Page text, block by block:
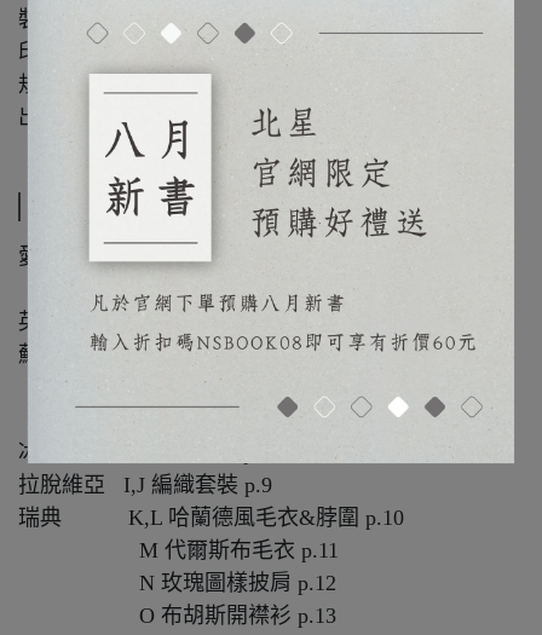
裝訂：平裝
印刷：全彩
規格：25.7*19
出版日：2020年9月
目錄
愛爾蘭 A 艾倫毛衣 p.2
B 艾倫帽 p.3
英國 C 根西毛衣 p.4
蘇格蘭 D,E 阿蓋爾毛衣&襪子 p.5
F 費爾島連身裙 p.6
G 費爾島毛衣 p.7
冰島 H 羅比毛衣 p.8
拉脫維亞 I,J 編織套裝 p.9
瑞典 K,L 哈蘭德風毛衣&脖圍 p.10
M 代爾斯布毛衣 p.11
N 玫瑰圖樣披肩 p.12
O 布胡斯開襟衫 p.13